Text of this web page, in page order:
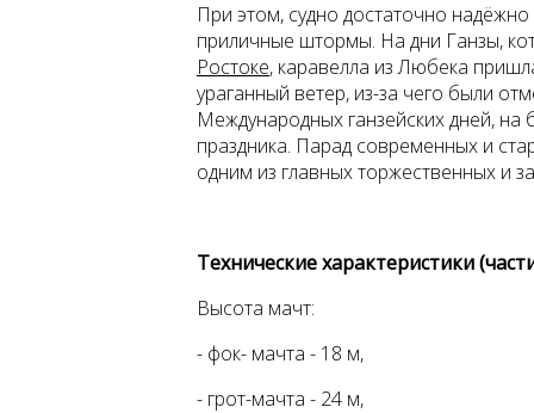
При этом, судно достаточно
приличные штормы. На дни Ганзы,
Ростоке, каравелла из Любека
ураганный ветер, из-за чего были
Международных ганзейских дней, на
праздника. Парад современных и
одним из главных торжественных и
Технические характеристики
Высота мачт:
- фок- мачта - 18 м,
- грот-мачта - 24 м,